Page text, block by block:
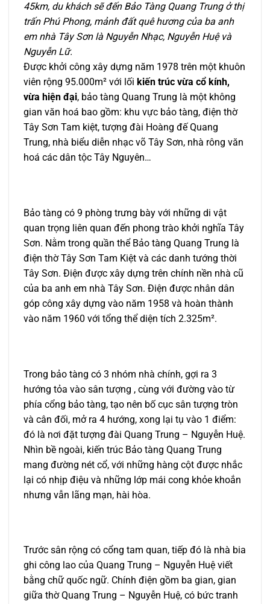
45km, du khách sẽ đến Bảo Tàng Quang Trung ở thị
trấn Phú Phong, mảnh đất quê hương của ba anh
em nhà Tây Sơn là Nguyễn Nhạc, Nguyễn Huệ và
Nguyễn Lữ.
Được khởi công xây dựng năm 1978 trên một khuôn
viên rộng 95.000m² với lối kiến trúc vừa cổ kính,
vừa hiện đại, bảo tàng Quang Trung là một không
gian văn hoá bao gồm: khu vực bảo tàng, điện thờ
Tây Sơn Tam kiệt, tượng đài Hoàng đế Quang
Trung, nhà biểu diễn nhạc võ Tây Sơn, nhà rông văn
hoá các dân tộc Tây Nguyên…
Bảo tàng có 9 phòng trưng bày với những di vật
quan trọng liên quan đến phong trào khởi nghĩa Tây
Sơn. Nằm trong quần thể Bảo tàng Quang Trung là
điện thờ Tây Sơn Tam Kiệt và các danh tướng thời
Tây Sơn. Điện được xây dựng trên chính nền nhà cũ
của ba anh em nhà Tây Sơn. Điện được nhân dân
góp công xây dựng vào năm 1958 và hoàn thành
vào năm 1960 với tổng thể diện tích 2.325m².
Trong bảo tàng có 3 nhóm nhà chính, gợi ra 3
hướng tỏa vào sân tượng , cùng với đường vào từ
phía cổng bảo tàng, tạo nên bố cục sân tượng tròn
và cân đối, mở ra 4 hướng, xong lại tụ vào 1 điểm:
đó là nơi đặt tượng đài Quang Trung – Nguyễn Huệ.
Nhìn bề ngoài, kiến trúc Bảo tàng Quang Trung
mang đường nét cổ, với những hàng cột được nhắc
lại có nhịp điệu và những lớp mái cong khỏe khoắn
nhưng vẫn lãng mạn, hài hòa.
Trước sân rộng có cổng tam quan, tiếp đó là nhà bia
ghi công lao của Quang Trung – Nguyễn Huệ viết
bằng chữ quốc ngữ. Chính điện gồm ba gian, gian
giữa thờ Quang Trung – Nguyễn Huệ, có bức tranh